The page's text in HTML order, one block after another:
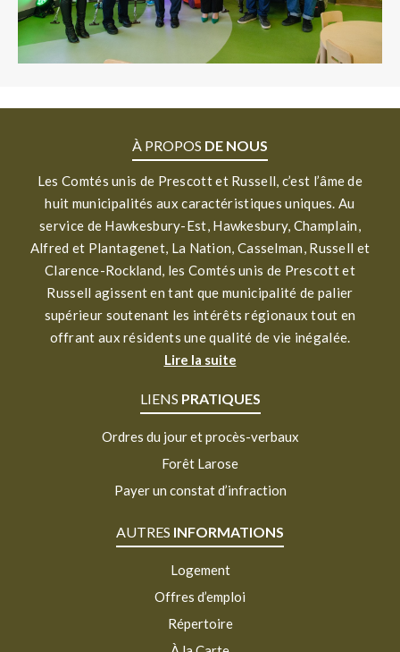
À PROPOS DE NOUS
Les Comtés unis de Prescott et Russell, c’est l’âme de
huit municipalités aux caractéristiques uniques. Au
service de Hawkesbury-Est, Hawkesbury, Champlain,
Alfred et Plantagenet, La Nation, Casselman, Russell et
Clarence-Rockland, les Comtés unis de Prescott et
Russell agissent en tant que municipalité de palier
supérieur soutenant les intérêts régionaux tout en
offrant aux résidents une qualité de vie inégalée.
Lire la suite
LIENS PRATIQUES
Ordres du jour et procès-verbaux
Forêt Larose
Payer un constat d’infraction
AUTRES INFORMATIONS
Logement
Offres d’emploi
Répertoire